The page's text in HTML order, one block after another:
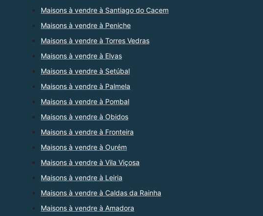
Maisons à vendre à Santiago do Cacem
Maisons à vendre à Peniche
Maisons à vendre à Torres Vedras
Maisons à vendre à Elvas
Maisons à vendre à Setúbal
Maisons à vendre à Palmela
Maisons à vendre à Pombal
Maisons à vendre à Obidos
Maisons à vendre à Fronteira
Maisons à vendre à Ourém
Maisons à vendre à Vila Viçosa
Maisons à vendre à Leiria
Maisons à vendre à Caldas da Rainha
Maisons à vendre à Amadora